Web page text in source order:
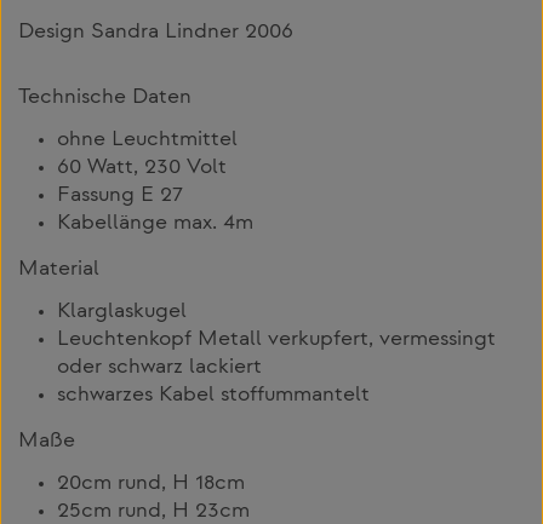
Design Sandra Lindner 2006
Technische Daten
ohne Leuchtmittel
60 Watt, 230 Volt
Fassung E 27
Kabellänge max. 4m
Material
Klarglaskugel
Leuchtenkopf Metall verkupfert, vermessingt
oder schwarz lackiert
schwarzes Kabel stoffummantelt
Maße
20cm rund, H 18cm
25cm rund, H 23cm